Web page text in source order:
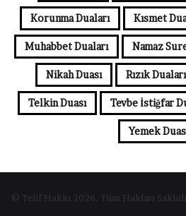
Korunma Duaları Kısmet
Muhabbet Duaları Namaz
Nikah Duası Rızık Duaları
Telkin Duası Tevbe İstiğfar
Yemek
© Telif Hakkı 2026, Tüm Hakları